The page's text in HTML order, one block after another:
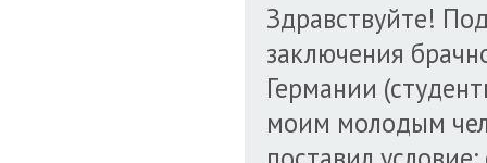
Здравствуйте!
заключения
Германии
моим молодым